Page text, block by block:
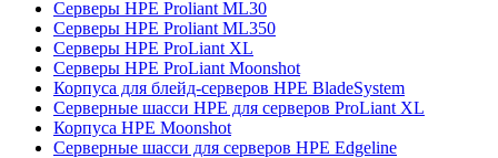
Серверы HPE Proliant ML30
Серверы HPE Proliant ML350
Серверы HPE ProLiant XL
Серверы HPE ProLiant Moonshot
Корпуса для блейд-серверов HPE BladeSystem
Серверные шасси HPE для серверов ProLiant XL
Корпуса HPE Moonshot
Серверные шасси для серверов HPE Edgeline